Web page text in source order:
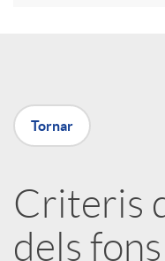
a
a
Tornar
Criteris
dels